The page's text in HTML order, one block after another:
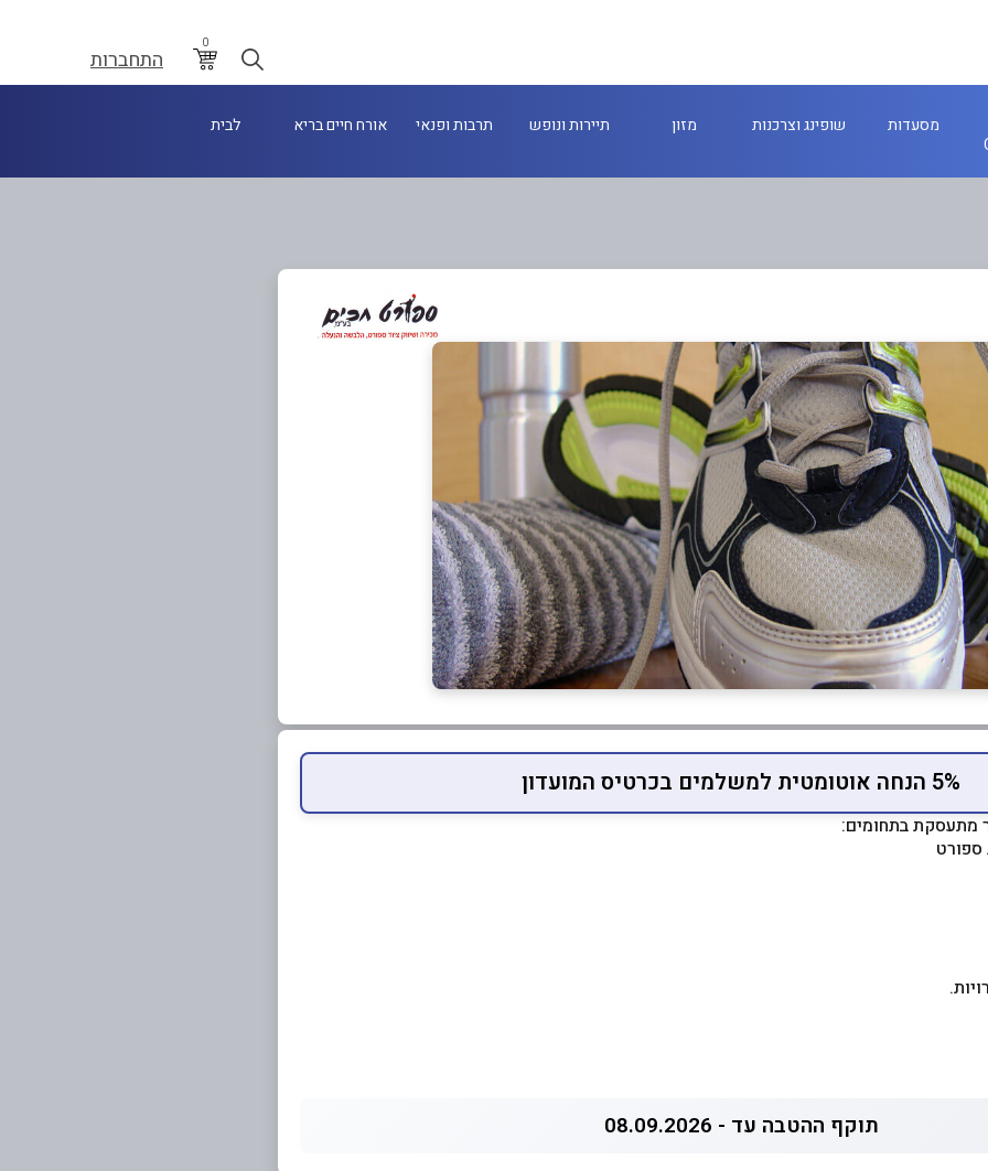
0
התחברות
מסעדות שופינג וצרכנות מזון תיירות ונופש תרבות ופנאי אורח חיים בריא לבית
5% הנחה אוטומטית למשלמים בכרטיס המועדון
מתעסקת בתחומים:
תוקף ההטבה עד - 08.09.2026